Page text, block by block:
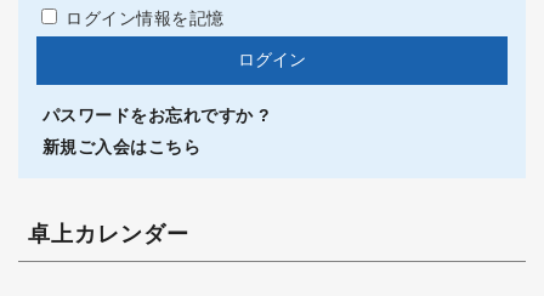
ログイン情報を記憶
パスワードをお忘れですか ?
新規ご入会はこちら
卓上カレンダー